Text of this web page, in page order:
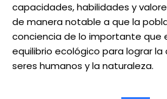
capacidades, habilidades y
de manera notable a que la
conciencia de lo importante que
equilibrio ecológico para lograr
seres humanos y la naturaleza.